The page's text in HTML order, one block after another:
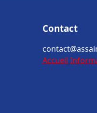
Contact
Accueil